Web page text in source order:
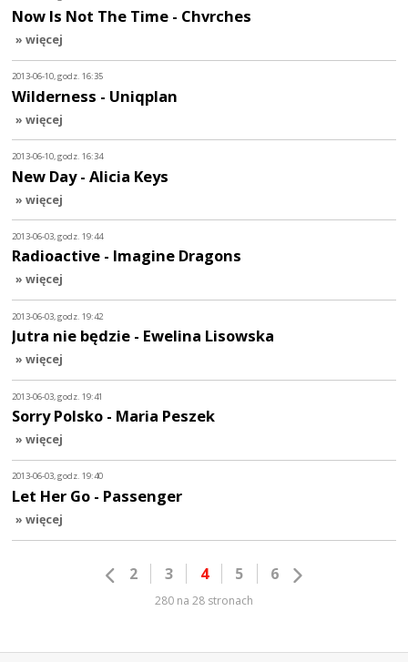
Now Is Not The Time - Chvrches
» więcej
2013-06-10, godz. 16:35
Wilderness - Uniqplan
» więcej
2013-06-10, godz. 16:34
New Day - Alicia Keys
» więcej
2013-06-03, godz. 19:44
Radioactive - Imagine Dragons
» więcej
2013-06-03, godz. 19:42
Jutra nie będzie - Ewelina Lisowska
» więcej
2013-06-03, godz. 19:41
Sorry Polsko - Maria Peszek
» więcej
2013-06-03, godz. 19:40
Let Her Go - Passenger
» więcej
2 3 4 5 6
280 na 28 stronach